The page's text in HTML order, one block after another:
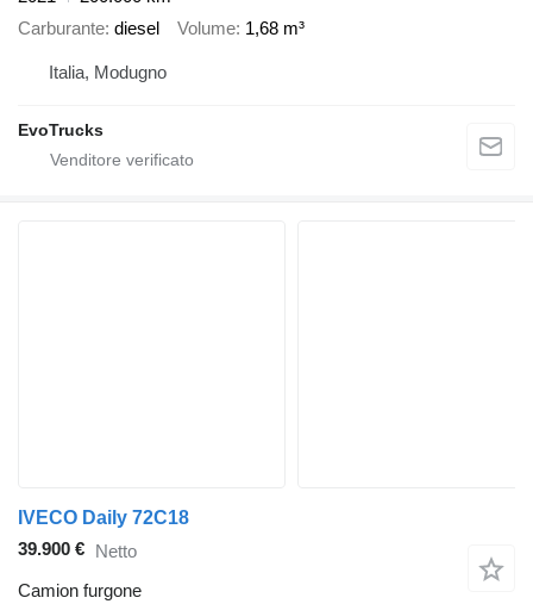
Carburante diesel Volume 1,68 m³
Italia, Modugno
EvoTrucks
IVECO Daily 72C18
39.900 € Netto
Camion furgone